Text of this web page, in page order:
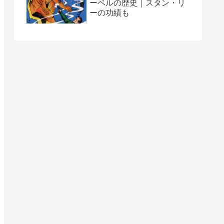
ーベルの歴史｜スタン・リ
ーの功績も